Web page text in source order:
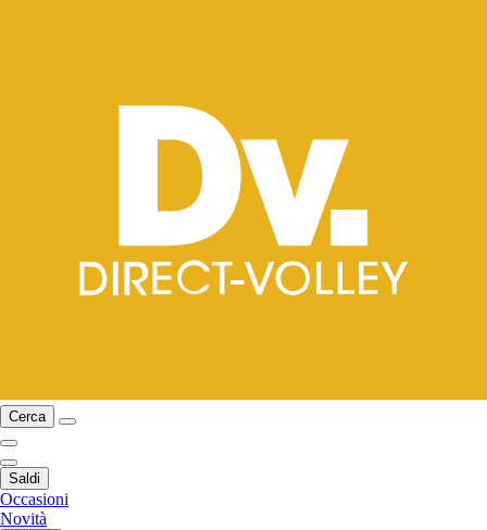
Cerca
Saldi
Occasioni
Novità